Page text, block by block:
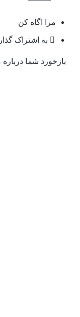
مرا اگاه کن
به اشتراک
بازخورد شما درباره